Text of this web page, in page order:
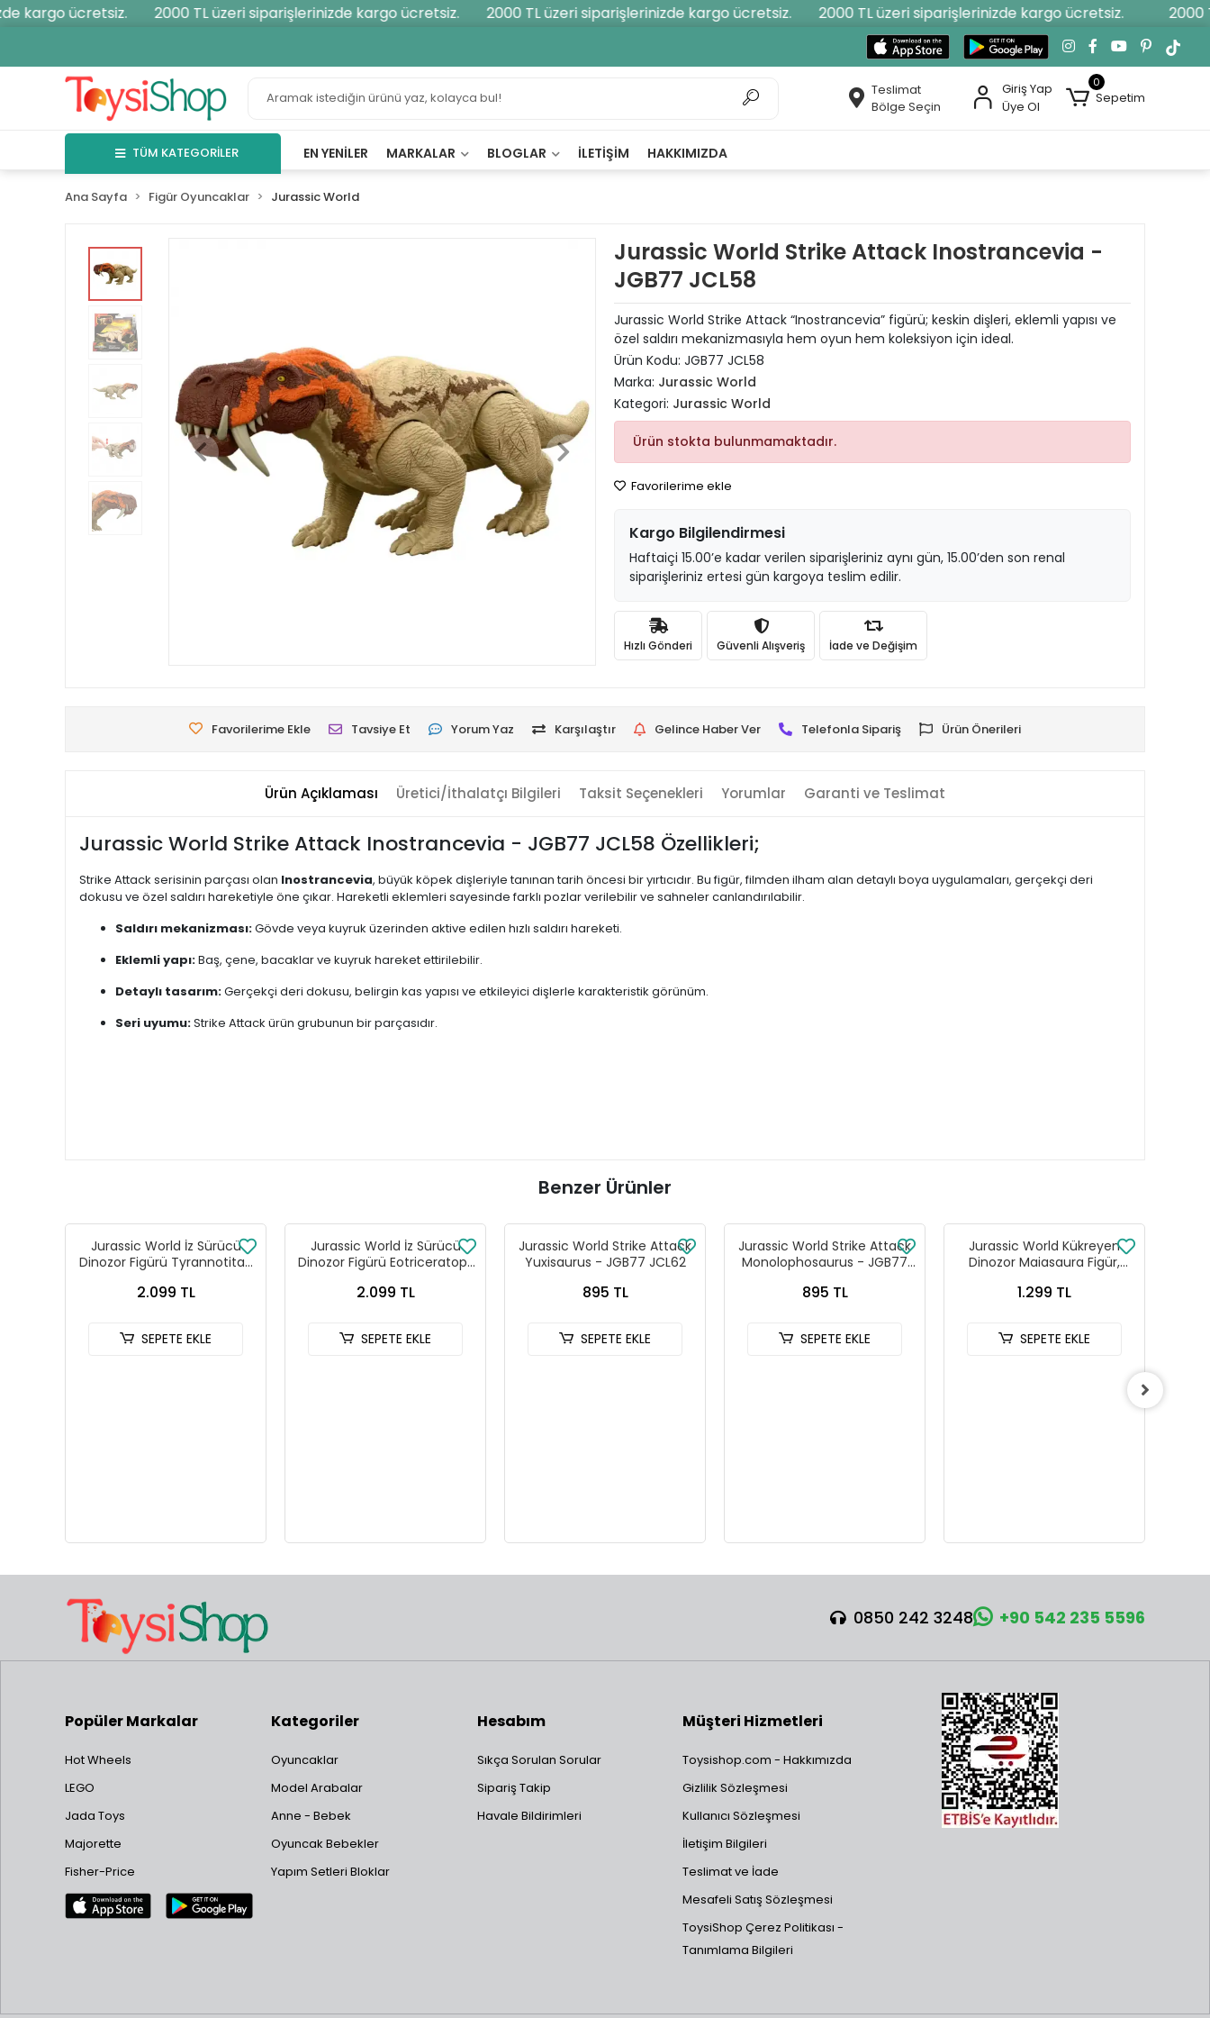
kargo ücretsiz. 2000 TL üzeri siparişlerinizde kargo ücretsiz. 2000 TL üzeri siparişlerinizde kargo ücretsiz. 2000 TL üzeri siparişlerinizde kargo ücretsiz. 2000
Teslimat
Bölge Seçin
Giriş Yap
Üye Ol
0
Sepetim
TÜM KATEGORİLER EN YENILER MARKALAR BLOGLAR İLETIŞIM HAKKIMIZDA
Ana Sayfa Figür Oyuncaklar Jurassic World
Jurassic World Strike Attack Inostrancevia -
JGB77 JCL58
Jurassic World Strike Attack “Inostrancevia” figürü; keskin dişleri, eklemli yapısı ve
özel saldırı mekanizmasıyla hem oyun hem koleksiyon için ideal.
Ürün Kodu: JGB77 JCL58
Marka: Jurassic World
Kategori: Jurassic World
Ürün stokta bulunmamaktadır.
Favorilerime ekle
Kargo Bilgilendirmesi
Haftaiçi 15.00’e kadar verilen siparişleriniz aynı gün, 15.00’den son renal
siparişleriniz ertesi gün kargoya teslim edilir.
Hızlı Gönderi Güvenli Alışveriş İade ve Değişim
Favorilerime Ekle Tavsiye Et Yorum Yaz Karşılaştır Gelince Haber Ver Telefonla Sipariş Ürün Önerileri
Ürün Açıklaması Üretici/İthalatçı Bilgileri Taksit Seçenekleri Yorumlar Garanti ve Teslimat
Jurassic World Strike Attack Inostrancevia - JGB77 JCL58 Özellikleri;
Strike Attack serisinin parçası olan Inostrancevia, büyük köpek dişleriyle tanınan tarih öncesi bir yırtıcıdır. Bu figür, filmden ilham alan detaylı boya uygulamaları, gerçekçi deri
dokusu ve özel saldırı hareketiyle öne çıkar. Hareketli eklemleri sayesinde farklı pozlar verilebilir ve sahneler canlandırılabilir.
Saldırı mekanizması:Gövde veya kuyruk üzerinden aktive edilen hızlı saldırı hareketi.
Eklemli yapı:Baş, çene, bacaklar ve kuyruk hareket ettirilebilir.
Detaylı tasarım:Gerçekçi deri dokusu, belirgin kas yapısı ve etkileyici dişlerle karakteristik görünüm.
Seri uyumu:Strike Attack ürün grubunun bir parçasıdır.
Benzer Ürünler
Jurassic World İz Sürücü
Dinozor Figürü Tyrannotitan
2.099 TL
SEPETE EKLE
Jurassic World İz Sürücü
Dinozor Figürü Eotriceratops
2.099 TL
SEPETE EKLE
Jurassic World Strike Attack
Yuxisaurus - JGB77 JCL62
895 TL
SEPETE EKLE
Jurassic World Strike Attack
Monolophosaurus - JGB77
895 TL
SEPETE EKLE
Jurassic World Kükreyen
Dinozor Maiasaura Figür,
1.299 TL
SEPETE EKLE
0850 242 3248 +90 542 235 5596
Popüler Markalar
Hot Wheels
LEGO
Jada Toys
Majorette
Fisher-Price
Kategoriler
Oyuncaklar
Model Arabalar
Anne - Bebek
Oyuncak Bebekler
Yapım Setleri Bloklar
Hesabım
Sıkça Sorulan Sorular
Sipariş Takip
Havale Bildirimleri
Müşteri Hizmetleri
Toysishop.com - Hakkımızda
Gizlilik Sözleşmesi
Kullanıcı Sözleşmesi
İletişim Bilgileri
Teslimat ve İade
Mesafeli Satış Sözleşmesi
ToysiShop Çerez Politikası -
Tanımlama Bilgileri